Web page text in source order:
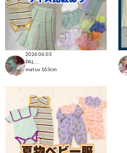
2026.06.03
matsu 163cm